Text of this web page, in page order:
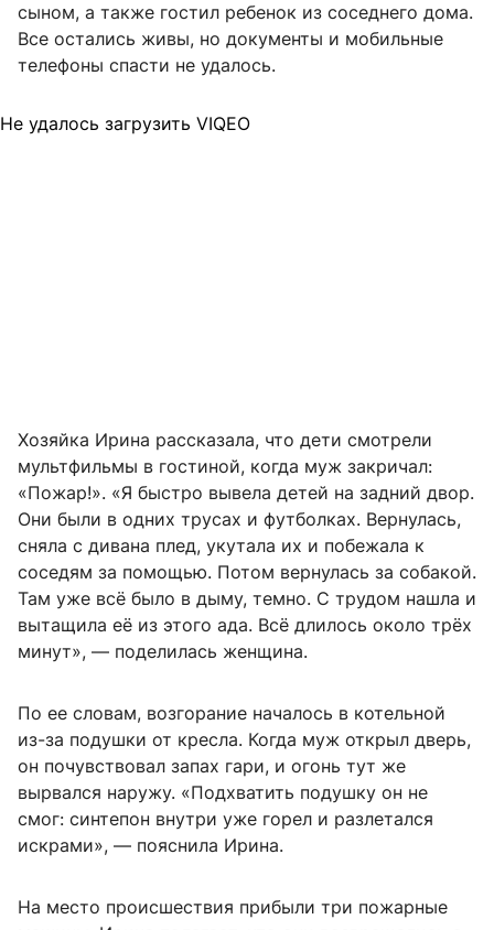
сыном, а также гостил ребенок из соседнего дома.
Все остались живы, но документы и мобильные
телефоны спасти не удалось.
Не удалось загрузить VIQEO
Хозяйка Ирина рассказала, что дети смотрели
мультфильмы в гостиной, когда муж закричал:
«Пожар!». «Я быстро вывела детей на задний двор.
Они были в одних трусах и футболках. Вернулась,
сняла с дивана плед, укутала их и побежала к
соседям за помощью. Потом вернулась за собакой.
Там уже всё было в дыму, темно. С трудом нашла и
вытащила её из этого ада. Всё длилось около трёх
минут», — поделилась женщина.
По ее словам, возгорание началось в котельной
из-за подушки от кресла. Когда муж открыл дверь,
он почувствовал запах гари, и огонь тут же
вырвался наружу. «Подхватить подушку он не
смог: синтепон внутри уже горел и разлетался
искрами», — пояснила Ирина.
На место происшествия прибыли три пожарные